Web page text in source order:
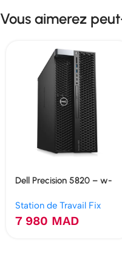
Vous aimerez
Dell Precision 5820 – w-
Go SSD 480 Go
Station de Travail Fix
7 980 MAD